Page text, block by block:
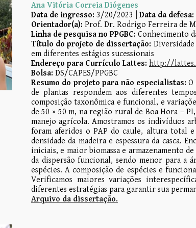
Ana Vitória Correia Diógenes
Data de ingresso: 3/20/2023 Data da defesa:
Orientador(a): Prof. Dr. Rodrigo Ferreira de
Linha de pesquisa no PPGBC: Conhecimento
Título do projeto de dissertação:
em diferentes estágios sucessionais
Endereço para Currículo Lattes: http://
Bolsa: DS/CAPES/PPGBC
Resumo do projeto para não especialistas:
de plantas respondem aos diferentes
composição taxonômica e funcional, e
de 50 × 50 m, na região rural de Boa Hora –
manejo agrícola. Amostramos os indivíduos
foram aferidos o PAP do caule, altura total
densidade da madeira e espessura da casca.
iniciais, e maior biomassa e armazenamento
da dispersão funcional, sendo menor para a
espécies. A composição de espécies e
Verificamos maiores variações
diferentes estratégias para garantir sua
Arquivo da dissertação.